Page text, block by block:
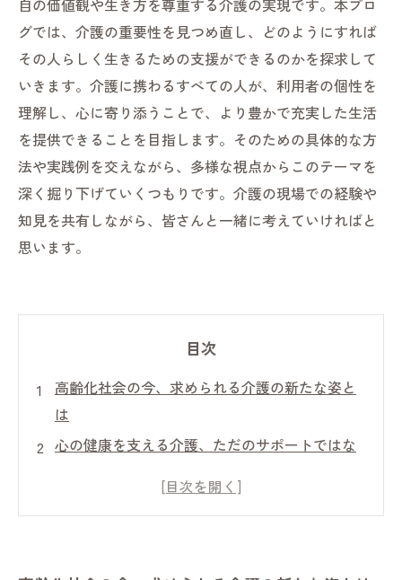
自の価値観や生き方を尊重する介護の実現です。本ブロ
グでは、介護の重要性を見つめ直し、どのようにすれば
その人らしく生きるための支援ができるのかを探求して
いきます。介護に携わるすべての人が、利用者の個性を
理解し、心に寄り添うことで、より豊かで充実した生活
を提供できることを目指します。そのための具体的な方
法や実践例を交えながら、多様な視点からこのテーマを
深く掘り下げていくつもりです。介護の現場での経験や
知見を共有しながら、皆さんと一緒に考えていければと
思います。
目次
高齢化社会の今、求められる介護の新たな姿と
は
心の健康を支える介護、ただのサポートではな
利用者の個性と向き合う介護、どのように実現